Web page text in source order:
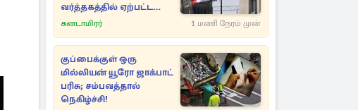
வர்த்தகத்தில் ஏற்பட்ட
மாற்றம்
கனடாமிரர் 1 மணி நேரம் முன்
குப்பைக்குள் ஒரு
மில்லியன் யூரோ ஜாக்பாட்
பரிசு; சம்பவத்தால்
நெகிழ்ச்சி!